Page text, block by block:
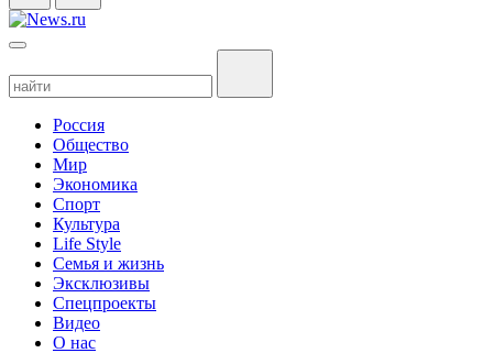
Россия
Общество
Мир
Экономика
Спорт
Культура
Life Style
Семья и жизнь
Эксклюзивы
Спецпроекты
Видео
О нас